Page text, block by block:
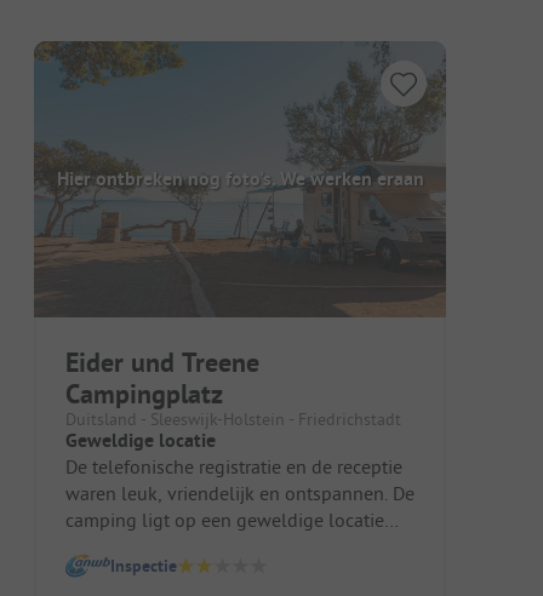
Hier ontbreken nog foto's. We werken eraan
Eider und Treene
Campingplatz
Duitsland - Sleeswijk-Holstein - Friedrichstadt
Geweldige locatie
De telefonische registratie en de receptie
waren leuk, vriendelijk en ontspannen. De
camping ligt op een geweldige locatie
Inspectie